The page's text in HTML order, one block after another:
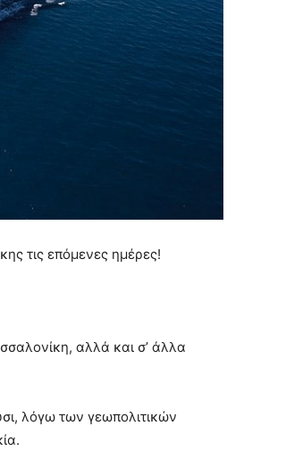
τις επόμενες ημέρες!
αλλά και σ’ άλλα
λόγω των γεωπολιτικών